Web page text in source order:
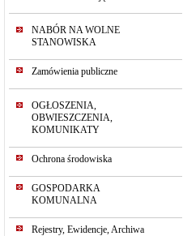
NABÓR NA WOLNE
STANOWISKA
Zamówienia publiczne
OGŁOSZENIA,
OBWIESZCZENIA,
KOMUNIKATY
Ochrona środowiska
GOSPODARKA
KOMUNALNA
Rejestry, Ewidencje, Archiwa